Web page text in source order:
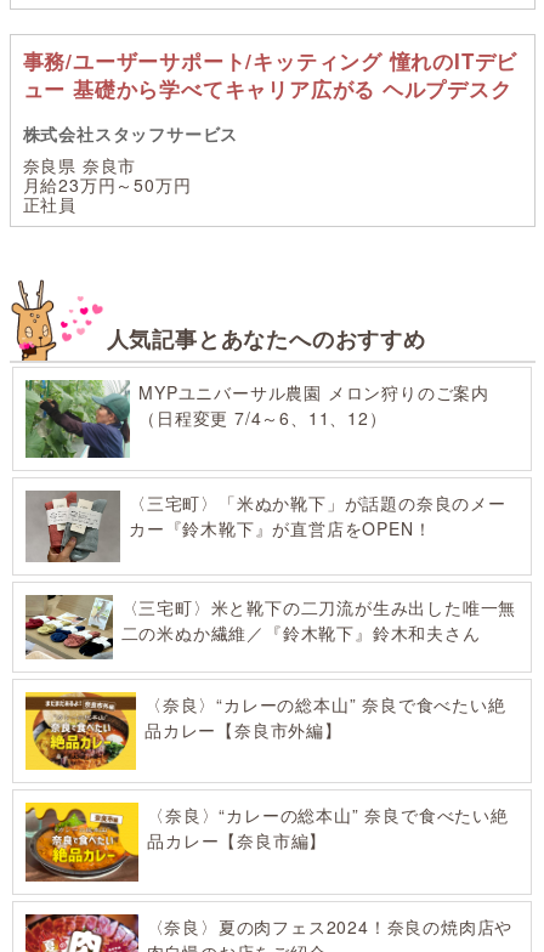
事務/ユーザーサポート/キッティング 憧れのITデビ
ュー 基礎から学べてキャリア広がる ヘルプデスク
株式会社スタッフサービス
奈良県 奈良市
月給23万円～50万円
正社員
人気記事とあなたへのおすすめ
MYPユニバーサル農園 メロン狩りのご案内
（日程変更 7/4～6、11、12）
〈三宅町〉「米ぬか靴下」が話題の奈良のメー
カー『鈴木靴下』が直営店をOPEN！
〈三宅町〉米と靴下の二刀流が生み出した唯一無
二の米ぬか繊維／『鈴木靴下』鈴木和夫さん
〈奈良〉“カレーの総本山” 奈良で食べたい絶
品カレー【奈良市外編】
〈奈良〉“カレーの総本山” 奈良で食べたい絶
品カレー【奈良市編】
〈奈良〉夏の肉フェス2024！奈良の焼肉店や